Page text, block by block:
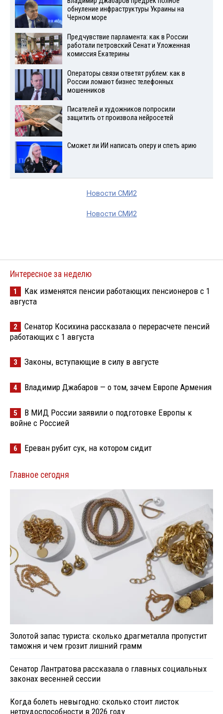
обнуление инфраструктуры Украины на
Черном море
Предчувствие парламента: как в России
работали петровский Сенат и Уложенная
комиссия Екатерины
Операторы связи ответят рублем: как в
России ломают бизнес телефонных
мошенников
Писателей и художников попросили
защитить от произвола нейросетей
Сможет ли ИИ написать оперу и спеть арию
Новости СМИ2
Новости СМИ2
Интересное за неделю
1
Как изменятся пенсии работающих пенсионеров с 1
августа
2
Сенатор Косихина рассказала о перерасчете пенсий
работающих с 1 августа
3 Законы, вступающие в силу в августе
4 Владимир Джабаров — о том, зачем Европе Армения
5
В МИД России заявили о подготовке Европы к
войне с Россией
6 Ереван рубит сук, на котором сидит
Главное сегодня
Золотой запас туриста: сколько драгметалла пропустит
таможня и чем грозит лишний грамм
Сенатор Лантратова рассказала о главных социальных
законах весенней сессии
Когда болеть невыгодно: сколько стоит листок
нетрудоспособности в 2026 году